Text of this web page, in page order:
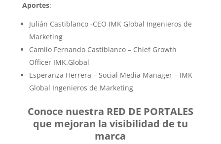
Aportes:
Julián Castiblanco -CEO IMK Global Ingenieros de
Marketing
Camilo Fernando Castiblanco – Chief Growth
Officer IMK.Global
Esperanza Herrera – Social Media Manager – IMK
Global Ingenieros de Marketing
Conoce nuestra RED DE PORTALES
que mejoran la visibilidad de tu
marca